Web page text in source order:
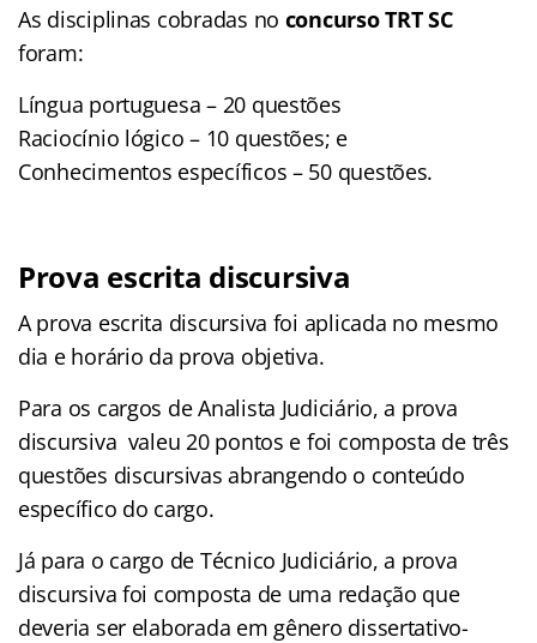
As disciplinas cobradas no concurso TRT SC
foram:
Língua portuguesa – 20 questões
Raciocínio lógico – 10 questões; e
Conhecimentos específicos – 50 questões.
Prova escrita discursiva
A prova escrita discursiva foi aplicada no mesmo
dia e horário da prova objetiva.
Para os cargos de Analista Judiciário, a prova
discursiva valeu 20 pontos e foi composta de três
questões discursivas abrangendo o conteúdo
específico do cargo.
Já para o cargo de Técnico Judiciário, a prova
discursiva foi composta de uma redação que
deveria ser elaborada em gênero dissertativo-